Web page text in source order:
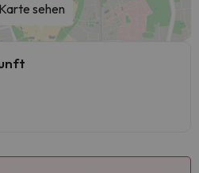
Karte sehen